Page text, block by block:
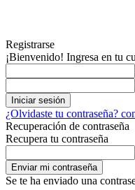
Registrarse
¡Bienvenido! Ingresa en tu
¿Olvidaste tu contraseña?
Recuperación de contraseña
Recupera tu contraseña
Se te ha enviado una